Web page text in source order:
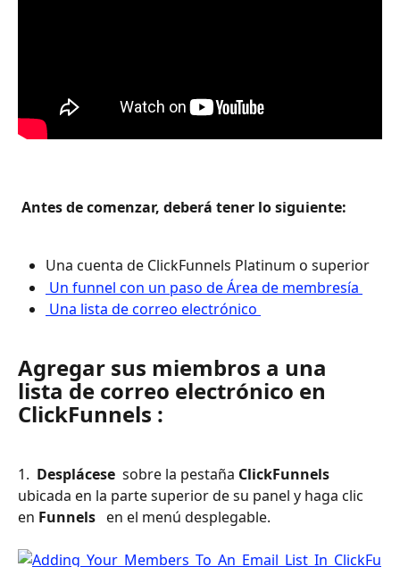
Antes de comenzar, deberá tener lo siguiente:
Una cuenta de ClickFunnels Platinum o superior
Un funnel con un paso de Área de membresía
Una lista de correo electrónico
Agregar sus miembros a una
lista de correo electrónico en
ClickFunnels :
1. Desplácese sobre la pestaña ClickFunnels
ubicada en la parte superior de su panel y haga clic
en Funnels en el menú desplegable.